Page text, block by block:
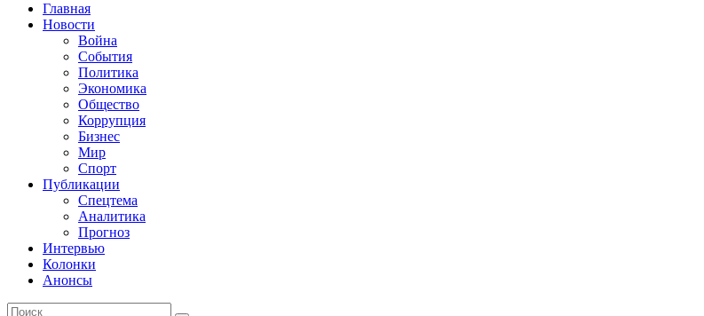
Главная
Новости
Война
События
Политика
Экономика
Общество
Коррупция
Бизнес
Мир
Спорт
Публикации
Спецтема
Аналитика
Прогноз
Интервью
Колонки
Анонсы